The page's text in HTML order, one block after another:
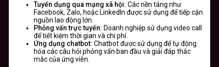
Tuyển dụng qua mạng xã hội: Các nền tảng như
Facebook, Zalo, hoặc LinkedIn được sử dụng để tiếp cận
nguồn lao động lớn.
Phỏng vấn trực tuyến: Doanh nghiệp sử dụng video call
để tiết kiệm thời gian và chi phí.
Ứng dụng chatbot: Chatbot được sử dụng để tự động
hóa các câu hỏi phỏng vấn ban đầu và giải đáp thắc
mắc của ứng viên.